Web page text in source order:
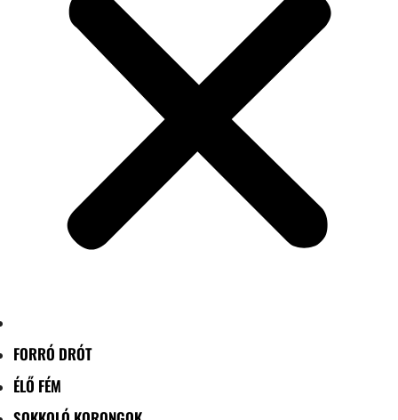
FORRÓ DRÓT
ÉLŐ FÉM